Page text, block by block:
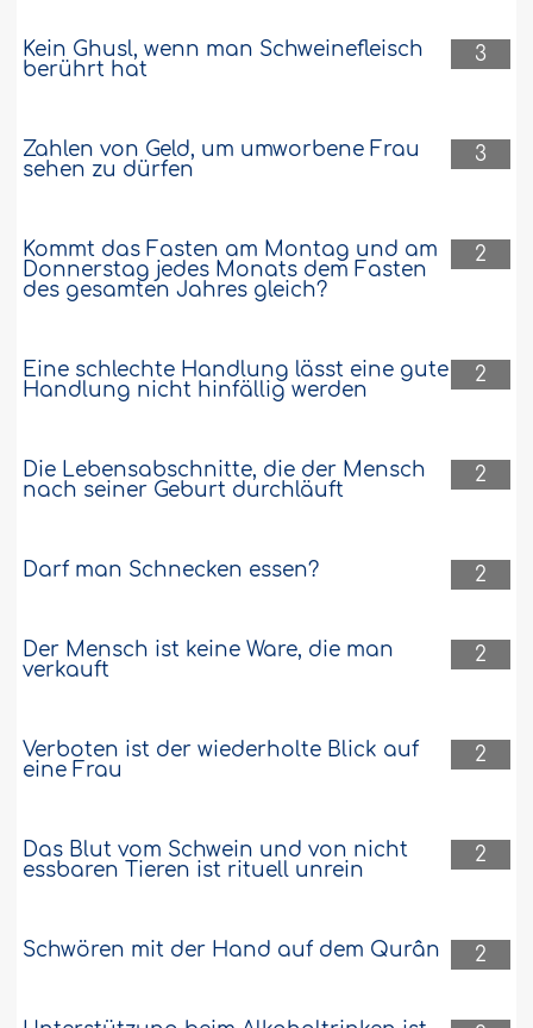
3
Kein Ghusl, wenn man Schweinefleisch
berührt hat
3
Zahlen von Geld, um umworbene Frau
sehen zu dürfen
2
Kommt das Fasten am Montag und am
Donnerstag jedes Monats dem Fasten
des gesamten Jahres gleich?
2
Eine schlechte Handlung lässt eine gute
Handlung nicht hinfällig werden
2
Die Lebensabschnitte, die der Mensch
nach seiner Geburt durchläuft
2
Darf man Schnecken essen?
2
Der Mensch ist keine Ware, die man
verkauft
2
Verboten ist der wiederholte Blick auf
eine Frau
2
Das Blut vom Schwein und von nicht
essbaren Tieren ist rituell unrein
2
Schwören mit der Hand auf dem Qurân